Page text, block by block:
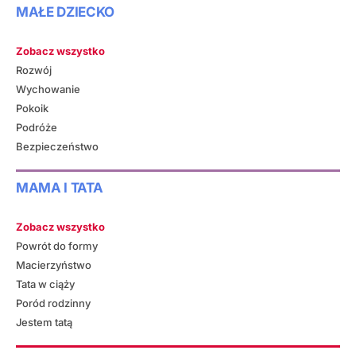
MAŁE DZIECKO
Zobacz wszystko
Rozwój
Wychowanie
Pokoik
Podróże
Bezpieczeństwo
MAMA I TATA
Zobacz wszystko
Powrót do formy
Macierzyństwo
Tata w ciąży
Poród rodzinny
Jestem tatą